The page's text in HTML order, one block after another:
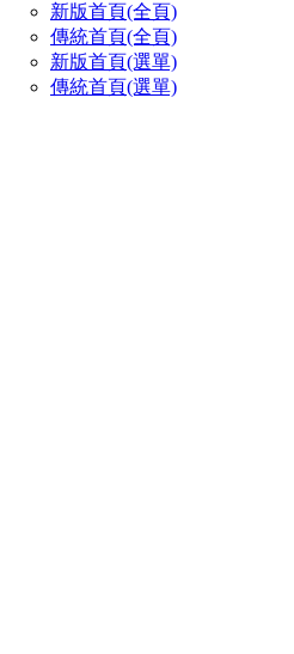
新版首頁(全頁)
傳統首頁(全頁)
新版首頁(選單)
傳統首頁(選單)